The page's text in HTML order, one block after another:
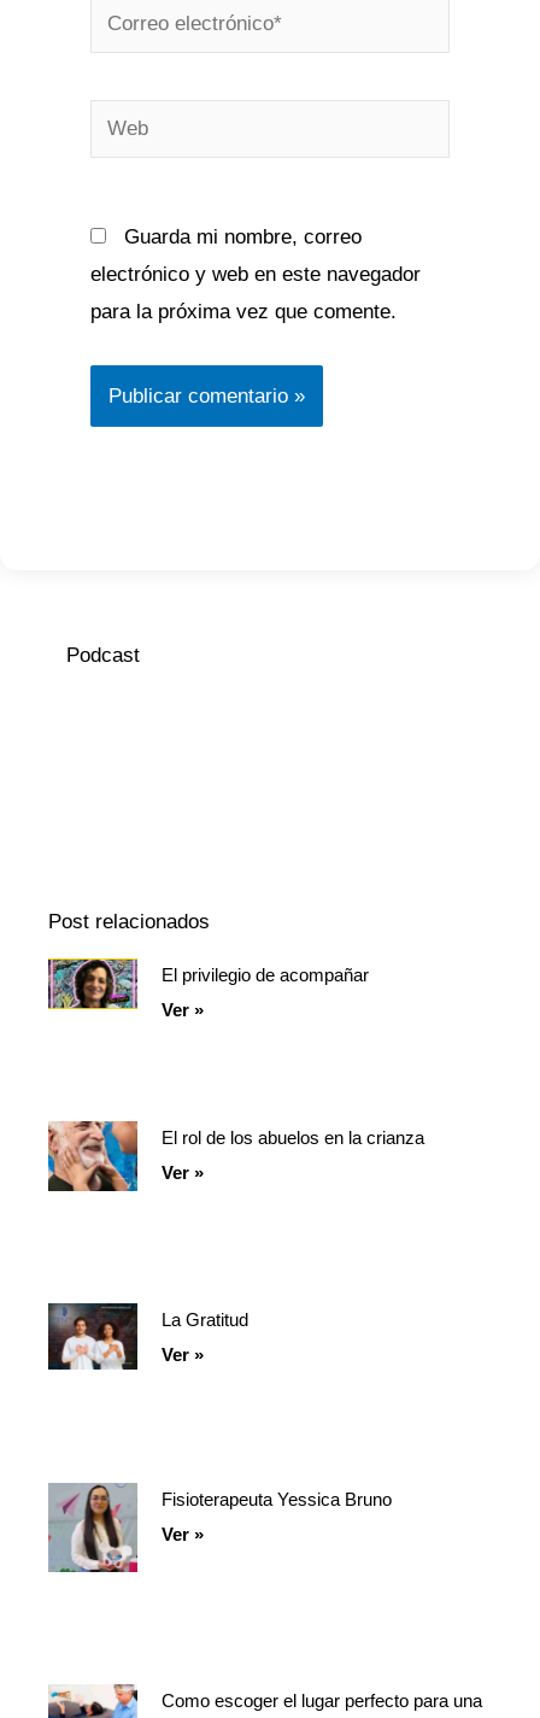
Correo
electrónico*
Web
Guarda mi nombre, correo
electrónico y web en este navegador
para la próxima vez que comente.
Podcast
Pódcast
Post relacionados
El privilegio de acompañar
Ver »
El rol de los abuelos en la crianza
Ver »
La Gratitud
Ver »
Fisioterapeuta Yessica Bruno
Ver »
Como escoger el lugar perfecto para una
Página
PáginaPágina